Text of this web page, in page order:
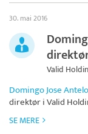
30. mai 2016
Valid
Domingo Jose
direktør iValid
SE MERE